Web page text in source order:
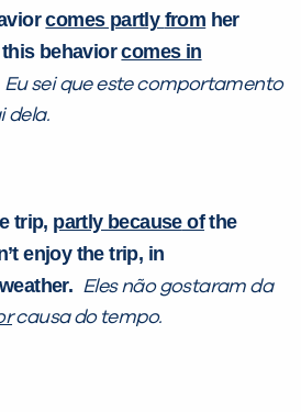
comes partly from her
this behaviorcomes in
Eu sei que este comportamento
dela.
trip, partly becauseofthe
enjoy the trip, in
Eles não gostaram da
causa do tempo.